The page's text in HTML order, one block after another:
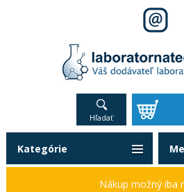
Hľadať
Kategórie
Nákup možný iba